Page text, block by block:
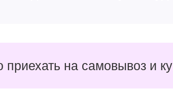
на самовывоз и